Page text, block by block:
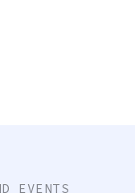
EVENTS